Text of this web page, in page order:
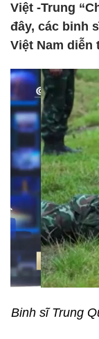
Việt -Trung
đây, các binh
Việt Nam diễn
Binh sĩ Trung